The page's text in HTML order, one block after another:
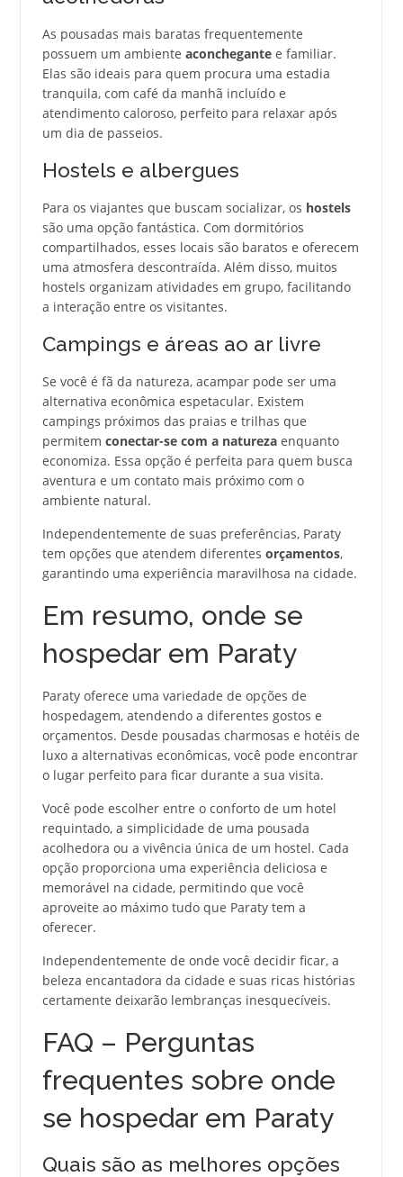
As pousadas mais baratas frequentemente
possuem um ambiente aconchegantee familiar.
Elas são ideais para quem procura uma estadia
tranquila, com café da manhã incluído e
atendimento caloroso, perfeito para relaxar após
um dia de passeios.
Hostels e albergues
Para os viajantes que buscam socializar, os hostels
são uma opção fantástica. Com dormitórios
compartilhados, esses locais são baratos e oferecem
uma atmosfera descontraída. Além disso, muitos
hostels organizam atividades em grupo, facilitando
a interação entre os visitantes.
Campings e áreas ao ar livre
Se você é fã da natureza, acampar pode ser uma
alternativa econômica espetacular. Existem
campings próximos das praias e trilhas que
permitem conectar-se com a naturezaenquanto
economiza. Essa opção é perfeita para quem busca
aventura e um contato mais próximo com o
ambiente natural.
Independentemente de suas preferências, Paraty
tem opções que atendem diferentes orçamentos,
garantindo uma experiência maravilhosa na cidade.
Em resumo, onde se
hospedar em Paraty
Paraty oferece uma variedade de opções de
hospedagem, atendendo a diferentes gostos e
orçamentos. Desde pousadas charmosas e hotéis de
luxo a alternativas econômicas, você pode encontrar
o lugar perfeito para ficar durante a sua visita.
Você pode escolher entre o conforto de um hotel
requintado, a simplicidade de uma pousada
acolhedora ou a vivência única de um hostel. Cada
opção proporciona uma experiência deliciosa e
memorável na cidade, permitindo que você
aproveite ao máximo tudo que Paraty tem a
oferecer.
Independentemente de onde você decidir ficar, a
beleza encantadora da cidade e suas ricas histórias
certamente deixarão lembranças inesquecíveis.
FAQ – Perguntas
frequentes sobre onde
se hospedar em Paraty
Quais são as melhores opções